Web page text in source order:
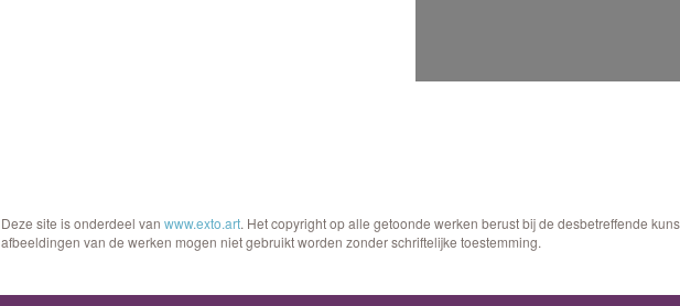
Deze site is onderdeel van www.exto.art. Het copyright op alle getoonde werken berust bij de desbetreffende
afbeeldingen van de werken mogen niet gebruikt worden zonder schriftelijke toestemming.